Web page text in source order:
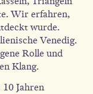
Wir erfahren,
wurde.
Venedig.
Rolle und
Klang.
Jahren